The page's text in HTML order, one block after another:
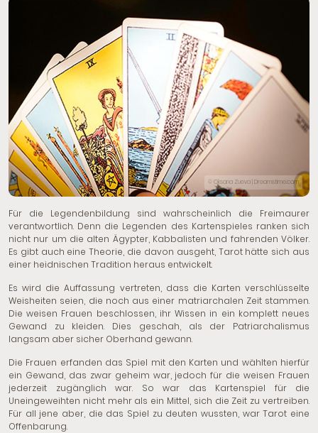
© Oksana Zueva | Dreamstime.com
Für die Legendenbildung sind wahrscheinlich die Freimaurer
verantwortlich. Denn die Legenden des Kartenspieles ranken sich
nicht nur um die alten Ägypter, Kabbalisten und fahrenden Völker.
Es gibt auch eine Theorie, die davon ausgeht, Tarot hätte sich aus
einer heidnischen Tradition heraus entwickelt.
Es wird die Auffassung vertreten, dass die Karten verschlüsselte
Weisheiten seien, die noch aus einer matriarchalen Zeit stammen.
Die weisen Frauen beschlossen, ihr Wissen in ein komplett neues
Gewand zu kleiden. Dies geschah, als der Patriarchalismus
langsam aber sicher Oberhand gewann.
Die Frauen erfanden das Spiel mit den Karten und wählten hierfür
ein Gewand, das zwar geheim war, jedoch für die weisen Frauen
jederzeit zugänglich war. So war das Kartenspiel für die
Uneingeweihten nicht mehr als ein Mittel, sich die Zeit zu vertreiben.
Für all jene aber, die das Spiel zu deuten wussten, war Tarot eine
Offenbarung.